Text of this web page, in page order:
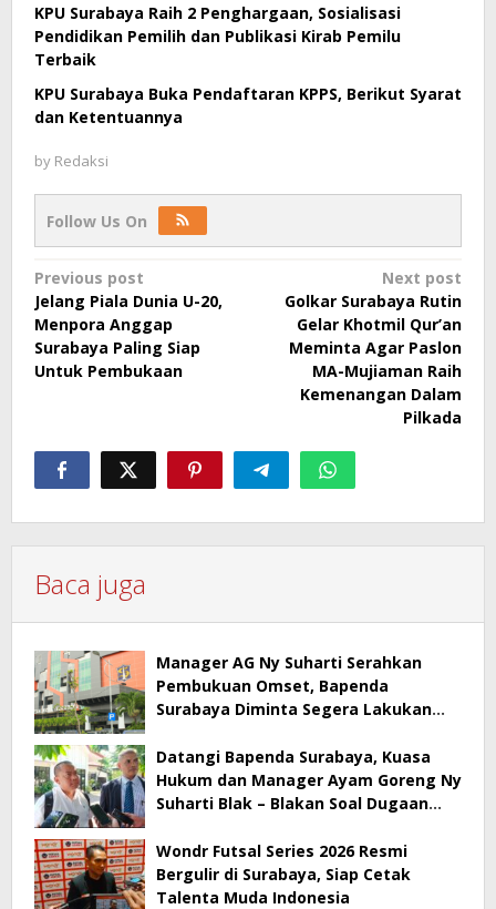
KPU Surabaya Raih 2 Penghargaan, Sosialisasi
Pendidikan Pemilih dan Publikasi Kirab Pemilu
Terbaik
KPU Surabaya Buka Pendaftaran KPPS, Berikut Syarat
dan Ketentuannya
by Redaksi
Follow Us On
Post
navigation
Previous post
Jelang Piala Dunia U-20,
Menpora Anggap
Surabaya Paling Siap
Untuk Pembukaan
Next post
Golkar Surabaya Rutin
Gelar Khotmil Qur’an
Meminta Agar Paslon
MA-Mujiaman Raih
Kemenangan Dalam
Pilkada
Baca juga
Manager AG Ny Suharti Serahkan
Pembukuan Omset, Bapenda
Surabaya Diminta Segera Lakukan
Datangi Bapenda Surabaya, Kuasa
Hukum dan Manager Ayam Goreng Ny
Suharti Blak – Blakan Soal Dugaan
Wondr Futsal Series 2026 Resmi
Bergulir di Surabaya, Siap Cetak
Talenta Muda Indonesia